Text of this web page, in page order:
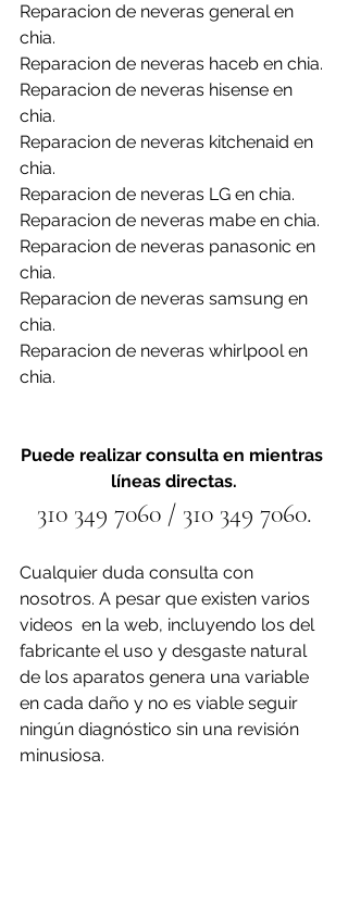
Reparacion de neveras general en
chia.
Reparacion de neveras haceb en chia.
Reparacion de neveras hisense en
chia.
Reparacion de neveras kitchenaid en
chia.
Reparacion de neveras LG en chia.
Reparacion de neveras mabe en chia.
Reparacion de neveras panasonic en
chia.
Reparacion de neveras samsung en
chia.
Reparacion de neveras whirlpool en
chia.
Puede realizar consulta en mientras
líneas directas.
310 349 7060 / 310 349 7060.
Cualquier duda consulta con
nosotros. A pesar que existen varios
videos  en la web, incluyendo los del
fabricante el uso y desgaste natural
de los aparatos genera una variable
en cada daño y no es viable seguir
ningún diagnóstico sin una revisión
minusiosa.